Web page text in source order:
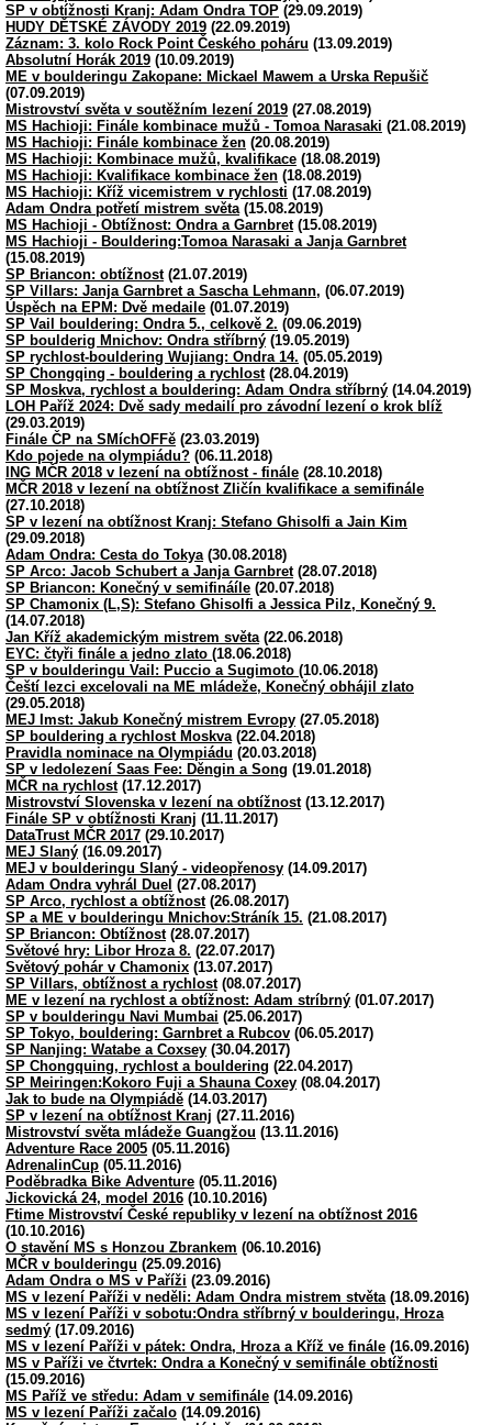
SP v obtížnosti Kranj: Adam Ondra TOP (29.09.2019)
HUDY DĚTSKÉ ZÁVODY 2019 (22.09.2019)
Záznam: 3. kolo Rock Point Českého poháru (13.09.2019)
Absolutní Horák 2019 (10.09.2019)
ME v boulderingu Zakopane: Mickael Mawem a Urska Repušič
(07.09.2019)
Mistrovství světa v soutěžním lezení 2019 (27.08.2019)
MS Hachioji: Finále kombinace mužů - Tomoa Narasaki (21.08.2019)
MS Hachioji: Finále kombinace žen (20.08.2019)
MS Hachioji: Kombinace mužů, kvalifikace (18.08.2019)
MS Hachioji: Kvalifikace kombinace žen (18.08.2019)
MS Hachioji: Kříž vicemistrem v rychlosti (17.08.2019)
Adam Ondra potřetí mistrem světa(15.08.2019)
MS Hachioji - Obtížnost: Ondra a Garnbret(15.08.2019)
MS Hachioji - Bouldering:Tomoa Narasaki a Janja Garnbret
(15.08.2019)
SP Briancon: obtížnost(21.07.2019)
SP Villars: Janja Garnbret a Sascha Lehmann, (06.07.2019)
Úspěch na EPM: Dvě medaile (01.07.2019)
SP Vail bouldering: Ondra 5., celkově 2. (09.06.2019)
SP boulderig Mnichov: Ondra stříbrný (19.05.2019)
SP rychlost-bouldering Wujiang: Ondra 14. (05.05.2019)
SP Chongqing - bouldering a rychlost(28.04.2019)
SP Moskva, rychlost a bouldering: Adam Ondra stříbrný (14.04.2019)
LOH Paříž 2024: Dvě sady medailí pro závodní lezení o krok blíž
(29.03.2019)
Finále ČP na SMíchOFFě (23.03.2019)
Kdo pojede na olympiádu? (06.11.2018)
ING MČR 2018 v lezení na obtížnost - finále (28.10.2018)
MČR 2018 v lezení na obtížnost Zličín kvalifikace a semifinále
(27.10.2018)
SP v lezení na obtížnost Kranj: Stefano Ghisolfi a Jain Kim
(29.09.2018)
Adam Ondra: Cesta do Tokya(30.08.2018)
SP Arco: Jacob Schubert a Janja Garnbret(28.07.2018)
SP Briancon: Konečný v semifináíle (20.07.2018)
SP Chamonix (L,S): Stefano Ghisolfi a Jessica Pilz, Konečný 9.
(14.07.2018)
Jan Kříž akademickým mistrem světa(22.06.2018)
EYC: čtyři finále a jedno zlato (18.06.2018)
SP v boulderingu Vail: Puccio a Sugimoto (10.06.2018)
Čeští lezci excelovali na ME mládeže, Konečný obhájil zlato
(29.05.2018)
MEJ Imst: Jakub Konečný mistrem Evropy (27.05.2018)
SP bouldering a rychlost Moskva(22.04.2018)
Pravidla nominace na Olympiádu (20.03.2018)
SP v ledolezení Saas Fee: Děngin a Song (19.01.2018)
MČR na rychlost(17.12.2017)
Mistrovství Slovenska v lezení na obtížnost(13.12.2017)
Finále SP v obtížnosti Kranj (11.11.2017)
DataTrust MČR 2017 (29.10.2017)
MEJ Slaný (16.09.2017)
MEJ v boulderingu Slaný - videopřenosy (14.09.2017)
Adam Ondra vyhrál Duel (27.08.2017)
SP Arco, rychlost a obtížnost(26.08.2017)
SP a ME v boulderingu Mnichov:Stráník 15. (21.08.2017)
SP Briancon: Obtížnost(28.07.2017)
Světové hry: Libor Hroza 8. (22.07.2017)
Světový pohár v Chamonix (13.07.2017)
SP Villars, obtížnost a rychlost(08.07.2017)
ME v lezení na rychlost a obtížnost: Adam stríbrný (01.07.2017)
SP v boulderingu Navi Mumbai (25.06.2017)
SP Tokyo, bouldering: Garnbret a Rubcov (06.05.2017)
SP Nanjing: Watabe a Coxsey (30.04.2017)
SP Chongquing, rychlost a bouldering (22.04.2017)
SP Meiringen:Kokoro Fuji a Shauna Coxey (08.04.2017)
Jak to bude na Olympiádě (14.03.2017)
SP v lezení na obtížnost Kranj (27.11.2016)
Mistrovství světa mládeže Guangžou (13.11.2016)
Adventure Race 2005 (05.11.2016)
AdrenalinCup (05.11.2016)
Poděbradka Bike Adventure (05.11.2016)
Jickovická 24, model 2016 (10.10.2016)
Ftime Mistrovství České republiky v lezení na obtížnost 2016
(10.10.2016)
O stavění MS s Honzou Zbrankem (06.10.2016)
MČR v boulderingu (25.09.2016)
Adam Ondra o MS v Paříži (23.09.2016)
MS v lezení Paříži v neděli: Adam Ondra mistrem stvěta(18.09.2016)
MS v lezení Paříži v sobotu:Ondra stříbrný v boulderingu, Hroza
sedmý (17.09.2016)
MS v lezení Paříži v pátek: Ondra, Hroza a Kříž ve finále (16.09.2016)
MS v Paříži ve čtvrtek: Ondra a Konečný v semifinále obtížnosti
(15.09.2016)
MS Paříž ve středu: Adam v semifinále (14.09.2016)
MS v lezení Paříži začalo (14.09.2016)